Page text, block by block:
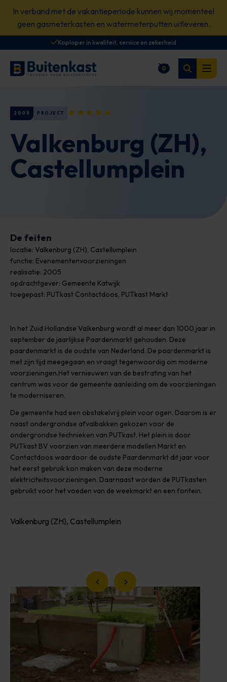
content
In verband met de vakantieperiode kunnen wij momenteel
geen gasmeterkasten en watermeterputten uitleveren.
Koploper in kwaliteit, service en zekerheid
0
Winkelwagen
Zoeken
Open
Valkenburg (ZH),
Castellumplein
2005 PROJECT
De feiten
locatie: Valkenburg (ZH), Castellumplein
functie: Evenementenvoorzieningen
realisatie: 2005
opdrachtgever: Gemeente Katwijk
toegepast: PUTkast Contactdoos, PUTkast Markt
In het Zuid Hollandse Valkenburg wordt al meer dan 1000 jaar in
september de jaarlijkse Paardenmarkt gehouden. Deze
paardenmarkt is de oudste van Nederland. De paardenmarkt is
met zijn tijd meegegaan en vraagt tegenwoordig om moderne
voorzieningen.Het vernieuwen van de bestrating van het
centrum was voor de gemeente aanleiding om de voorzieningen
te moderniseren.
De gemeente had een obstakelvrij plein voor ogen. Daarom is er
naast ondergrondse afvalbakken gekozen voor de
ondergrondse technieken van PUTkast. Het plein is door
PUTkast BV voorzien van meerdere modellen Markt en
Contactdoos waardoor de oudste Paardenmarkt dit jaar voor
het eerst gebruik kon maken van deze moderne
elektriciteitsvoorzieningen. Daarnaast worden de PUTkasten
gebruikt voor het voeden van de weekmarkt en een fontein.
Valkenburg (ZH), Castellumplein
Vorige slideVolgende slide